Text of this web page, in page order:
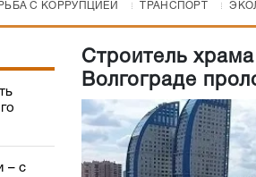
С КОРРУПЦИЕЙ
ТРАНСПОРТ
– с
Строитель
Волгограде